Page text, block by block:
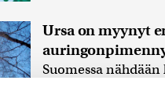
Ursa on myynyt
Suomessa